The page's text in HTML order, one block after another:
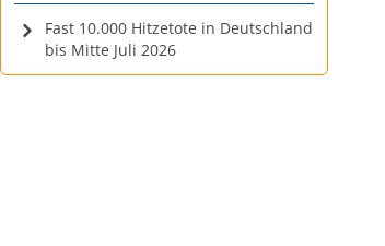
Fast 10.000 Hitzetote in Deutschland
bis Mitte Juli 2026